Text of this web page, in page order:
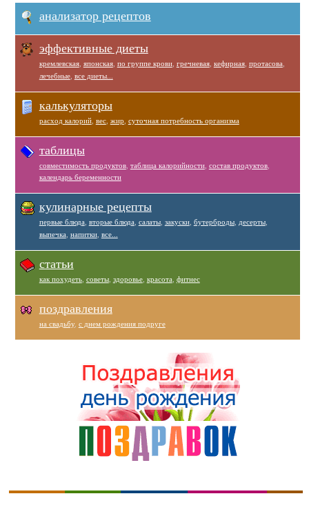
анализатор рецептов
эффективные диеты
кремлевская, японская, по группе крови, гречневая, кефирная, протасова
лечебные, все диеты...
калькуляторы
расход калорий, вес, жир суточная потребность организма
таблицы
совместимость продуктов, таблица калорийности, состав продуктов,
календарь беременности
кулинарные рецепты
первые блюда вторые блюда салаты, закуски, бутерброды, десерты,
выпечка напитки, все...
статьи
как похудеть, советы, здоровье, красота фитнес
поздравления
на свадьбу, с днем рождения подруге